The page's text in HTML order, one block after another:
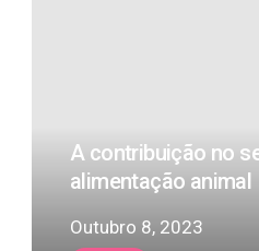
animalA contribuição no
alimentação animal
Outubro 8, 2023